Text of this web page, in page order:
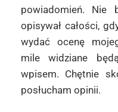
powiadomień. Nie
opisywał całości,
wydać ocenę
mile widziane
wpisem. Chętnie
posłucham opinii.